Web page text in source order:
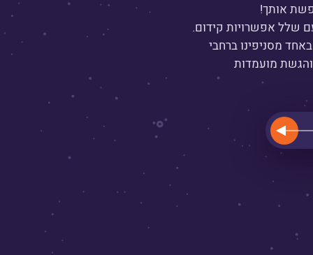
אותך!
שלל אפשרויות קידום.
מסניפינו ברחבי
מועמדות